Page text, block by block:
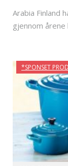
Arabia Finland
gjennom
*SPONSET